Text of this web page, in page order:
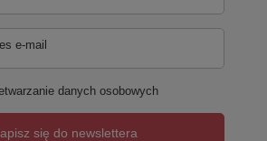
e-mail
danych osobowych
się do newslettera